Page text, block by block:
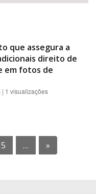
que assegura a
direito de
em fotos de
1 visualizações
5 … »